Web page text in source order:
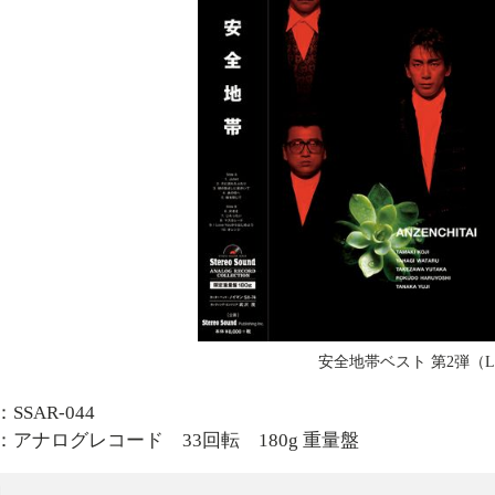
安全地帯ベスト 第2弾（
SSAR-044
アナログレコード 33回転 180g 重量盤